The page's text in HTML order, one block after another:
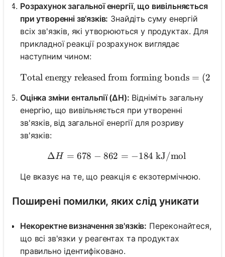
Розрахунок загальної енергії, що вивільняється
при утворенні зв'язків: Знайдіть суму енергій
всіх зв'язків, які утворюються у продуктах. Для
прикладної реакції розрахунок виглядає
наступним чином:
\text{Total
Total energy released from forming bonds = (2
Оцінка зміни ентальпії (ΔH): Відніміть загальну
енергію, що вивільняється при утворенні
зв'язків, від загальної енергії для розриву
зв'язків:
\Delta H = 678 - 862 =
ΔH = 678 − 862 = −184 kJ/mol
Це вказує на те, що реакція є екзотермічною.
Поширені помилки, яких слід уникати
Некоректне визначення зв'язків: Переконайтеся,
що всі зв'язки у реагентах та продуктах
правильно ідентифіковано.